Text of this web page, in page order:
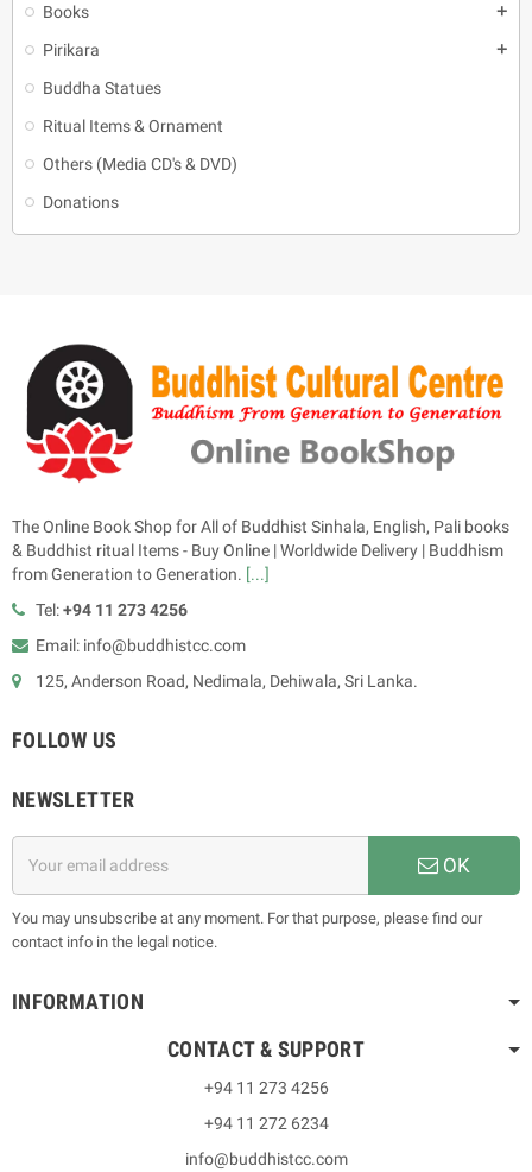
Books add
Pirikara add
Buddha Statues
Ritual Items & Ornament
Others (Media CD's & DVD)
Donations
The Online Book Shop for All of Buddhist Sinhala, English, Pali books
& Buddhist ritual Items - Buy Online | Worldwide Delivery | Buddhism
from Generation to Generation. [...]
Tel:+94 11 273 4256
Email: info@buddhistcc.com
125, Anderson Road, Nedimala, Dehiwala, Sri Lanka.
FOLLOW US
NEWSLETTER
OK
You may unsubscribe at any moment. For that purpose, please find our
contact info in the legal notice.
INFORMATION
CONTACT & SUPPORT
+94 11 273 4256
+94 11 272 6234
info@buddhistcc.com